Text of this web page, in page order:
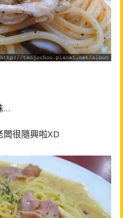
…
很隨興啦XD